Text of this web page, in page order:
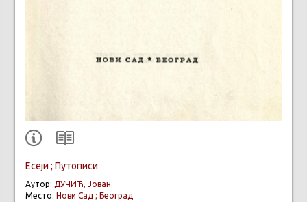
Есеји ; Путописи
Аутор: ДУЧИЋ, Јован
Место: Нови Сад ; Београд